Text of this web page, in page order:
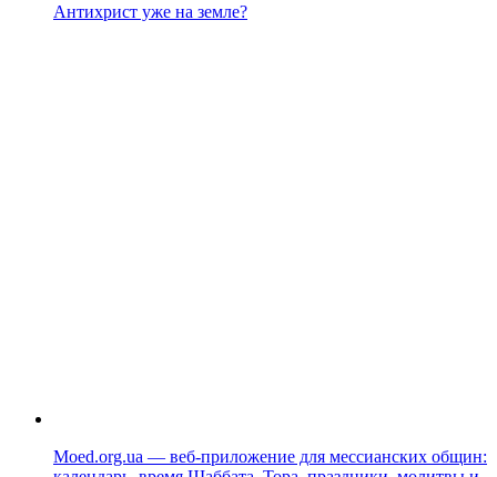
Антихрист уже на земле?
Moed.org.ua — веб-приложение для мессианских общин: